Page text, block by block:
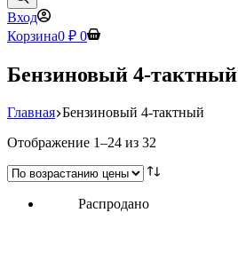
Вход
Корзина0 ₽ 0
Бензиновый 4-тактный
Главная Бензиновый 4-тактный
Отображение 1–24 из 32
возрастанию
Распродано